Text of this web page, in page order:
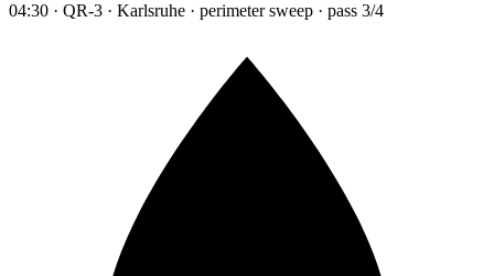
04:30 · QR-3 · Karlsruhe · perimeter sweep · pass 3/4